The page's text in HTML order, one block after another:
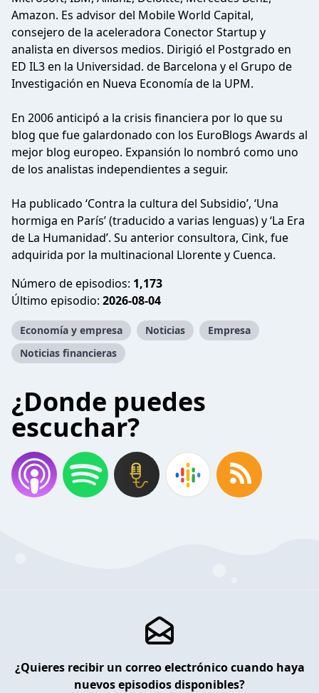
Amazon. Es advisor del Mobile World Capital,
consejero de la aceleradora Conector Startup y
analista en diversos medios. Dirigió el Postgrado en
ED IL3 en la Universidad. de Barcelona y el Grupo de
Investigación en Nueva Economía de la UPM.
En 2006 anticipó a la crisis financiera por lo que su
blog que fue galardonado con los EuroBlogs Awards al
mejor blog europeo. Expansión lo nombró como uno
de los analistas independientes a seguir.
Ha publicado ‘Contra la cultura del Subsidio’, ‘Una
hormiga en París’ (traducido a varias lenguas) y ‘La Era
de La Humanidad’. Su anterior consultora, Cink, fue
adquirida por la multinacional Llorente y Cuenca.
Número de episodios: 1,173
Último episodio: 2026-08-04
Economía y empresa Noticias
Empresa
Noticias financieras
¿Donde puedes
escuchar?
¿Quieres recibir un correo electrónico cuando haya
nuevos episodios disponibles?